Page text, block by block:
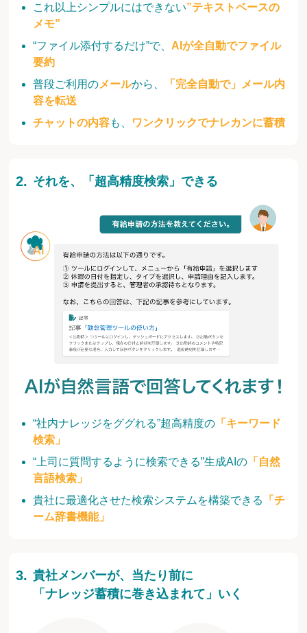
これ以上シンプルにはできない”テキストベースの
メモ”
“ファイル添付するだけ”で、 AIが全自動でファイル
要約
普段ご利用のメールから、
「完全自動で」メール内
容を転送
チャットの内容も、 ワンクリックでナレカンに蓄積
“社内ナレッジをググれる”超高精度の 「キーワード
検索」
“上司に質問するように検索できる”生成AIの 「自然
言語検索」
貴社に最適化させた検索システムを構築できる
「チ
ーム辞書機能」
それを、「超高精度検索」できる
貴社メンバーが、当たり前に
「ナレッジ蓄積に巻き込まれて」いく